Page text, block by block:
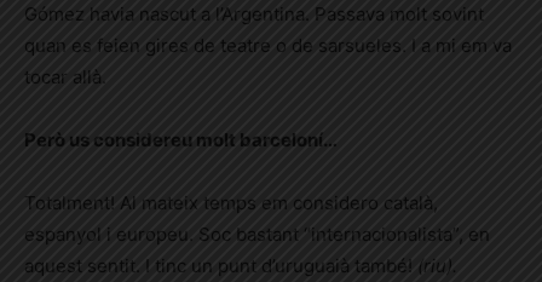
Gómez havia nascut a l’Argentina. Passava molt sovint
quan es feien gires de teatre o de sarsueles. I a mi em va
tocar allà.
Però us considereu molt barceloní…
Totalment! Al mateix temps em considero català,
espanyol i europeu. Soc bastant “internacionalista”, en
aquest sentit. I tinc un punt d’uruguaià també! (riu).